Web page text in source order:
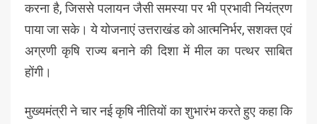
करना है, जिससे पलायन जैसी समस्या पर भी प्रभावी नियंत्रण
पाया जा सके। ये योजनाएं उत्तराखंड को आत्मनिर्भर, सशक्त एवं
अग्रणी कृषि राज्य बनाने की दिशा में मील का पत्थर साबित
होंगी।
मुख्यमंत्री ने चार नई कृषि नीतियों का शुभारंभ करते हुए कहा कि